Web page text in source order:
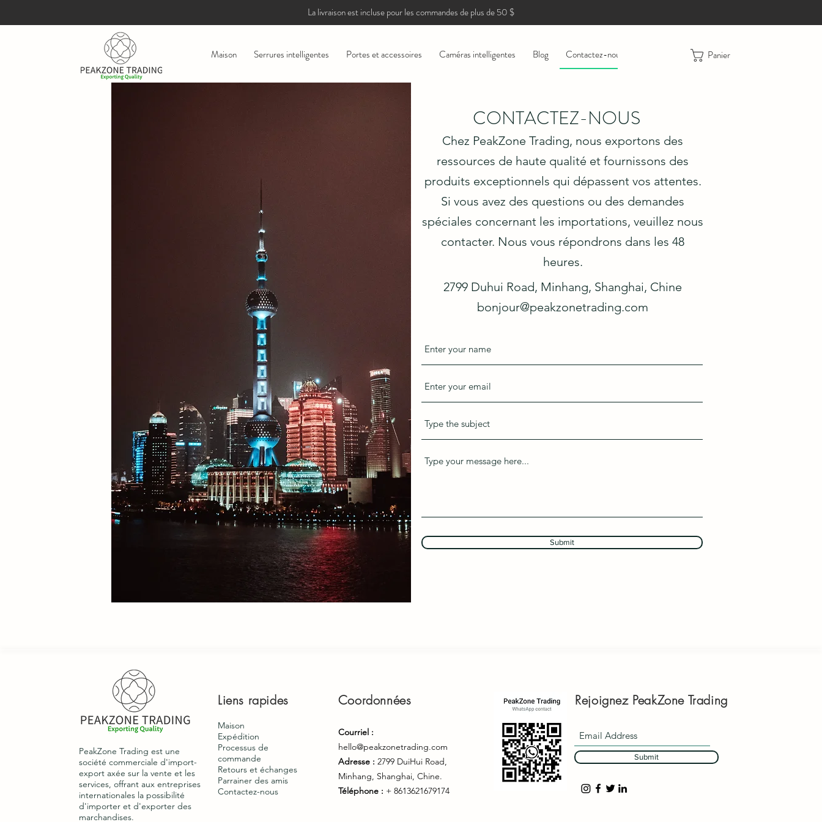
La livraison est incluse pour les commandes de plus de 50 $
Maison Serrures intelligentes Portes et accessoires Caméras intelligentes Blog Contactez-nous Panier
CONTACTEZ-NOUS
Chez PeakZone Trading, nous exportons des
ressources de haute qualité et fournissons des
produits exceptionnels qui dépassent vos attentes.
Si vous avez des questions ou des demandes
spéciales concernant les importations, veuillez nous
contacter. Nous vous répondrons dans les 48
heures.
2799 Duhui Road, Minhang, Shanghai, Chine
bonjour@peakzonetrading.com
Submit
PeakZone Trading est une
société commerciale d'import-
export axée sur la vente et les
services, offrant aux entreprises
internationales la possibilité
d'importer et d'exporter des
marchandises.
Liens rapides
Maison
Expédition
Processus de
commande
Retours et échanges
Parrainer des amis
Contactez-nous
Coordonnées
Courriel :
hello@peakzonetrading.com
Adresse : 2799 DuiHui Road,
Minhang, Shanghai, Chine.
Téléphone : + 8613621679174
Rejoignez PeakZone Trading
Submit